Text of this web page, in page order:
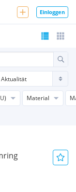
Einloggen
Material